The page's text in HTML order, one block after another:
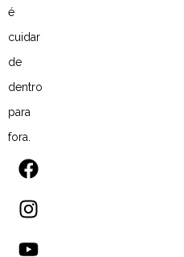
é
cuidar
de
dentro
para
fora.
F
a
c
e
b
I
n
s
t
a
Y
o
u
t
u
L
i
n
k
e